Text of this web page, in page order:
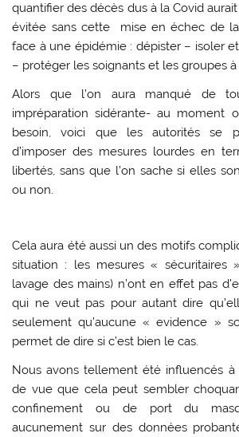
quantifier des décès dus à la Covid
évitée sans cette mise en échec de
face à une épidémie : dépister – isoler
– protéger les soignants et les groupes à
Alors que l’on aura manqué de
impréparation sidérante- au moment
besoin, voici que les autorités se
d’imposer des mesures lourdes en
libertés, sans que l’on sache si elles
ou non.
Cela aura été aussi un des motifs
situation : les mesures « sécuritaires
lavage des mains) n’ont en effet pas
qui ne veut pas pour autant dire
seulement qu’aucune « evidence »
permet de dire si c’est bien le cas.
Nous avons tellement été influencés
de vue que cela peut sembler
confinement ou de port du
aucunement sur des données